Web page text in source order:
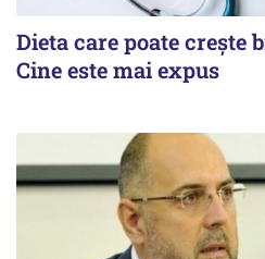
Dieta care poate crește
Cine este mai expus